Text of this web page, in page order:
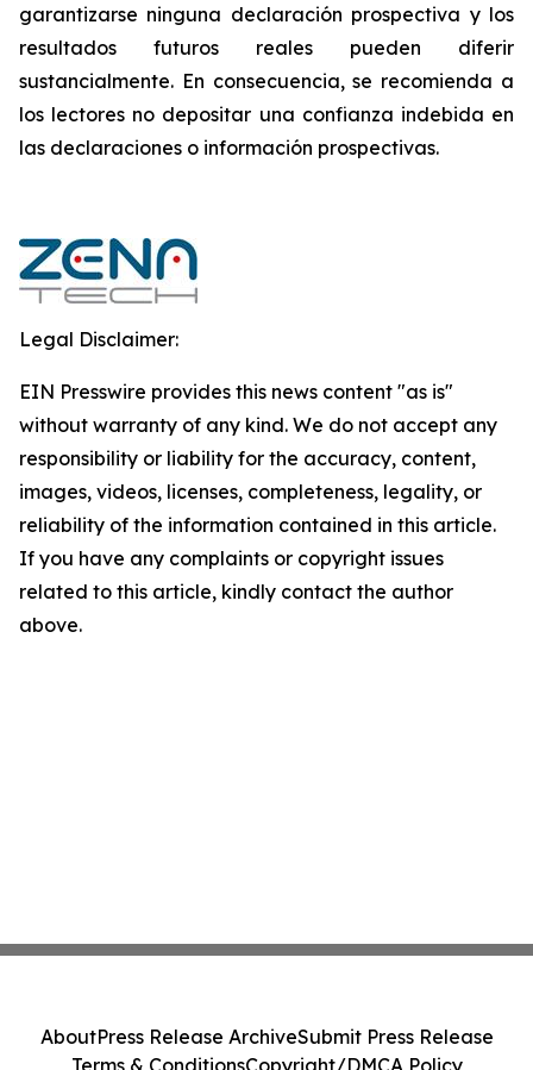
garantizarse ninguna declaración prospectiva y los
resultados futuros reales pueden diferir
sustancialmente. ‎‎‎En consecuencia, se recomienda a
los lectores ‎no depositar una confianza indebida en
las declaraciones o información prospectivas.‎
Legal Disclaimer:
EIN Presswire provides this news content "as is"
without warranty of any kind. We do not accept any
responsibility or liability for the accuracy, content,
images, videos, licenses, completeness, legality, or
reliability of the information contained in this article.
If you have any complaints or copyright issues
related to this article, kindly contact the author
above.
AboutPress Release ArchiveSubmit Press Release
Terms & ConditionsCopyright/DMCA Policy